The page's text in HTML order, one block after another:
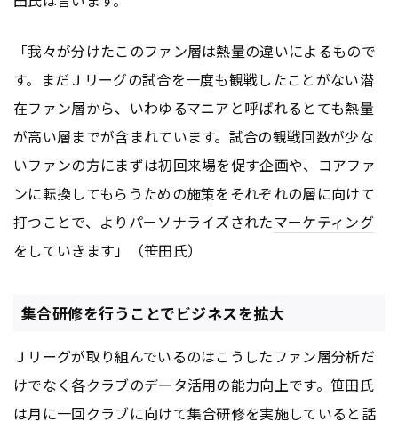
「我々が分けたこのファン層は熱量の違いによるもので
す。まだＪリーグの試合を一度も観戦したことがない潜
在ファン層から、いわゆるマニアと呼ばれるとても熱量
が高い層までが含まれています。試合の観戦回数が少な
いファンの方にまずは初回来場を促す企画や、コアファ
ンに転換してもらうための施策をそれぞれの層に向けて
打つことで、よりパーソナライズされたマーケティング
をしていきます」（笹田氏）
集合研修を行うことでビジネスを拡大
Ｊリーグが取り組んでいるのはこうしたファン層分析だ
けでなく各クラブのデータ活用の能力向上です。笹田氏
は月に一回クラブに向けて集合研修を実施していると話